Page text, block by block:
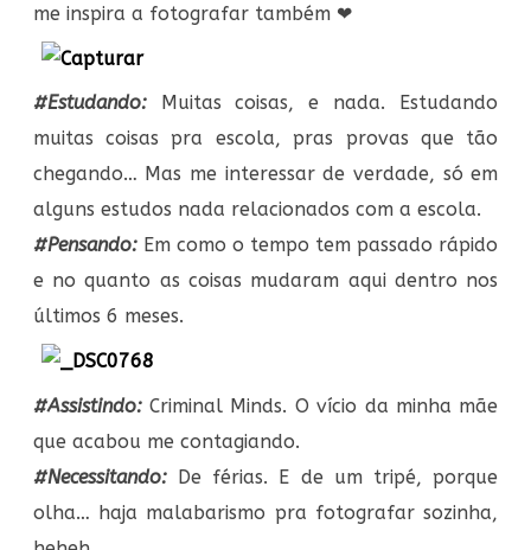
me inspira a fotografar também ❤
#Estudando:
Muitas coisas, e nada. Estudando
muitas coisas pra escola, pras provas que tão
chegando… Mas me interessar de verdade, só em
alguns estudos nada relacionados com a escola.
#Pensando: Em como o tempo tem passado rápido
e no quanto as coisas mudaram aqui dentro nos
últimos 6 meses.
#Assistindo: Criminal Minds. O vício da minha mãe
que acabou me contagiando.
#Necessitando: De férias. E de um tripé, porque
olha… haja malabarismo pra fotografar sozinha,